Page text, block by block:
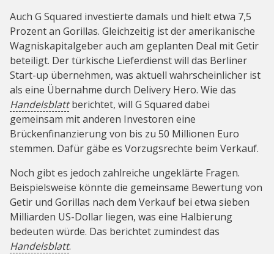
Auch G Squared investierte damals und hielt etwa 7,5
Prozent an Gorillas. Gleichzeitig ist der amerikanische
Wagniskapitalgeber auch am geplanten Deal mit Getir
beteiligt. Der türkische Lieferdienst will das Berliner
Start-up übernehmen, was aktuell wahrscheinlicher ist
als eine Übernahme durch Delivery Hero. Wie das
Handelsblatt berichtet, will G Squared dabei
gemeinsam mit anderen Investoren eine
Brückenfinanzierung von bis zu 50 Millionen Euro
stemmen. Dafür gäbe es Vorzugsrechte beim Verkauf.
Noch gibt es jedoch zahlreiche ungeklärte Fragen.
Beispielsweise könnte die gemeinsame Bewertung von
Getir und Gorillas nach dem Verkauf bei etwa sieben
Milliarden US-Dollar liegen, was eine Halbierung
bedeuten würde. Das berichtet zumindest das
Handelsblatt.